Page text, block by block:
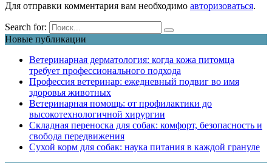
Для отправки комментария вам необходимо авторизоваться.
Search for:
Новые публикации
Ветеринарная дерматология: когда кожа питомца
требует профессионального подхода
Профессия ветеринар: ежедневный подвиг во имя
здоровья животных
Ветеринарная помощь: от профилактики до
высокотехнологичной хирургии
Складная переноска для собак: комфорт, безопасность и
свобода передвижения
Сухой корм для собак: наука питания в каждой грануле